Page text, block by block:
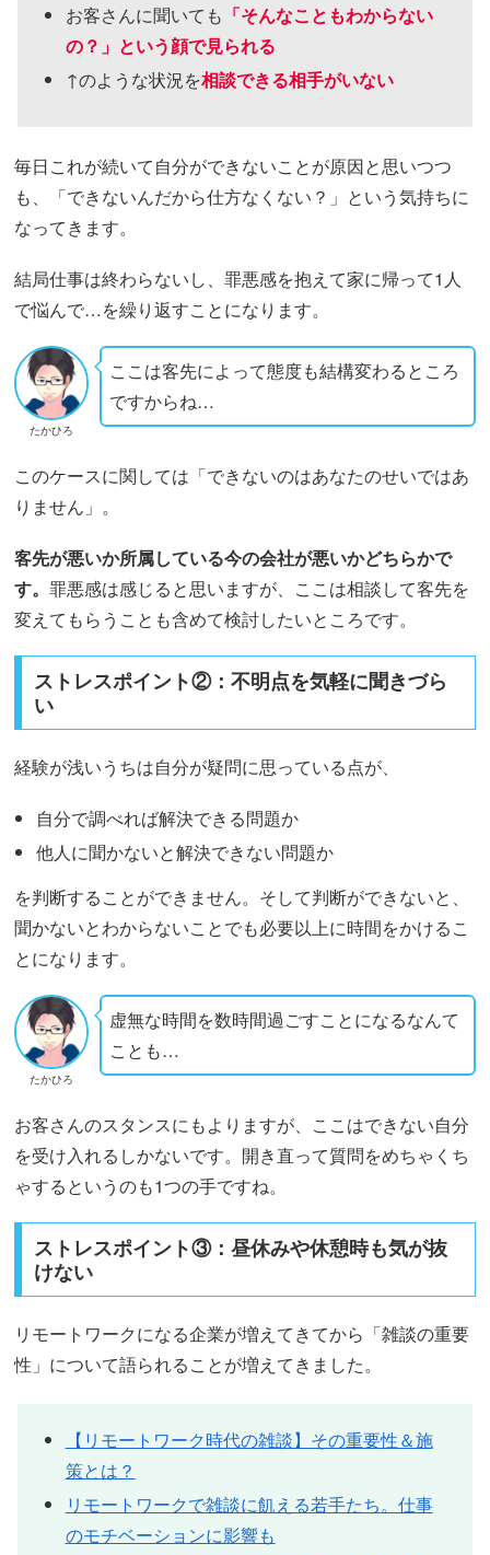
お客さんに聞いても 「そんなこともわからない
の？」という顔で見られる
↑のような状況を相談できる相手がいない
毎日これが続いて自分ができないことが原因と思いつつ
も、「できないんだから仕方なくない？」という気持ちに
なってきます。
結局仕事は終わらないし、罪悪感を抱えて家に帰って1人
で悩んで…を繰り返すことになります。
たかひろ
ここは客先によって態度も結構変わるところ
ですからね…
このケースに関しては「できないのはあなたのせいではあ
りません」。
客先が悪いか所属している今の会社が悪いかどちらかで
す。罪悪感は感じると思いますが、ここは相談して客先を
変えてもらうことも含めて検討したいところです。
ストレスポイント②：不明点を気軽に聞きづら
い
経験が浅いうちは自分が疑問に思っている点が、
自分で調べれば解決できる問題か
他人に聞かないと解決できない問題か
を判断することができません。そして判断ができないと、
聞かないとわからないことでも必要以上に時間をかけるこ
とになります。
たかひろ
虚無な時間を数時間過ごすことになるなんて
ことも…
お客さんのスタンスにもよりますが、ここはできない自分
を受け入れるしかないです。開き直って質問をめちゃくち
ゃするというのも1つの手ですね。
ストレスポイント③：昼休みや休憩時も気が抜
けない
リモートワークになる企業が増えてきてから「雑談の重要
性」について語られることが増えてきました。
【リモートワーク時代の雑談】その重要性＆施
策とは？
リモートワークで雑談に飢える若手たち。仕事
のモチベーションに影響も